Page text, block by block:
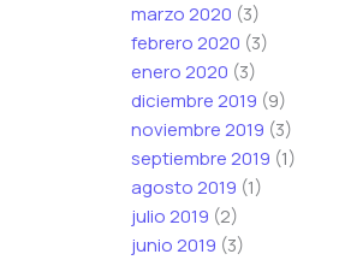
marzo 2020 (3)
febrero 2020 (3)
enero 2020 (3)
diciembre 2019 (9)
noviembre 2019 (3)
septiembre 2019 (1)
agosto 2019 (1)
julio 2019 (2)
junio 2019 (3)